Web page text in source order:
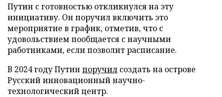
Путин с готовностью откликнулся на эту
инициативу. Он поручил включить это
мероприятие в график, отметив, что с
удовольствием пообщается с научными
работниками, если позволит расписание.
В 2024 году Путин поручил создать на острове
Русский инновационный научно-
технологический центр.